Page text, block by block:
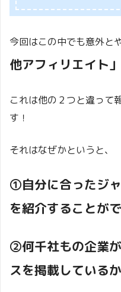
今回はこの中でも意外と
他アフィリエイト」
これは他の２つと違って
す！
それはなぜかというと、
①自分に合ったジ
を紹介することが
②何千社もの企業
スを掲載している